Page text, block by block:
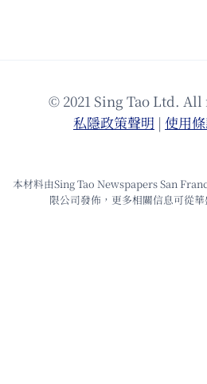
© 2021 Sing Tao Ltd.
私隱政策聲明 | 使⽤
本材料由Sing Tao Newspapers San
限公司發佈，更多相關信息可從